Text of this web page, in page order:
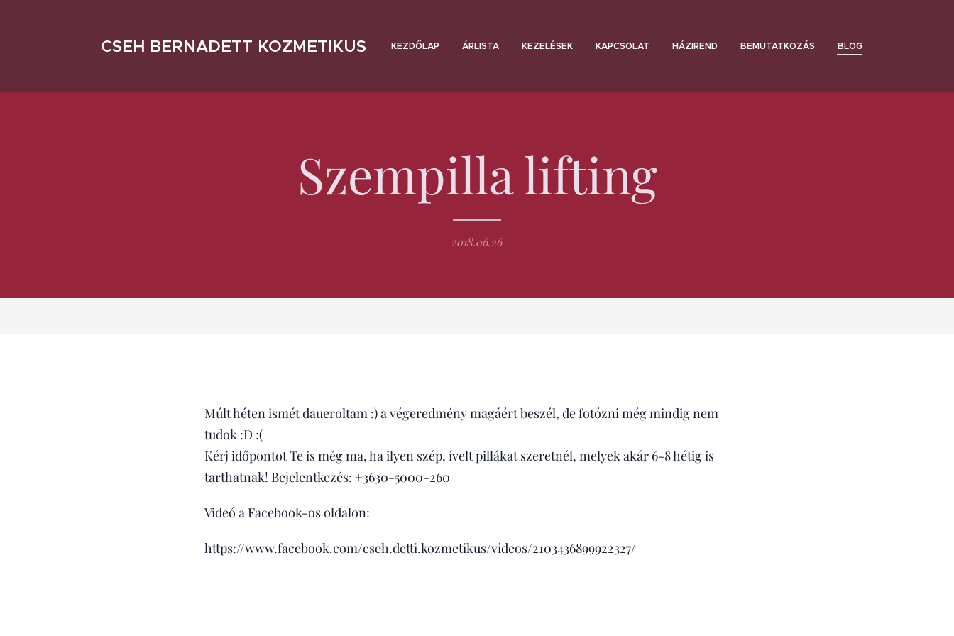
CSEH BERNADETT KOZMETIKUS KEZDŐLAP ÁRLISTA KEZELÉSEK KAPCSOLAT HÁZIREND BEMUTATKOZÁS BLOG
Szempilla lifting
2018.06.26
Múlt héten ismét daueroltam :) a végeredmény magáért beszél, de fotózni még mindig nem
tudok :D :(
Kérj időpontot Te is még ma, ha ilyen szép, ívelt pillákat szeretnél, melyek akár 6-8 hétig is
tarthatnak! Bejelentkezés: +3630-5000-260
Videó a Facebook-os oldalon:
https://www.facebook.com/cseh.detti.kozmetikus/videos/2103436899922327/